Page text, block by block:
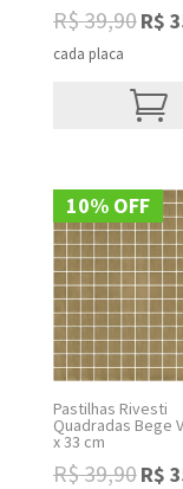
R$39,90
R$
R$
cada placa
10% OFF
Pastilhas Rivesti
Quadradas Bege
x 33 cm
R$39,90R$